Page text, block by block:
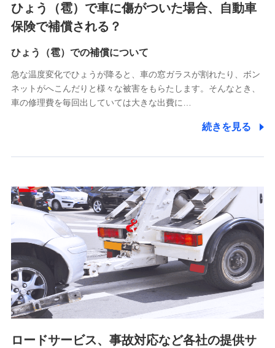
4.家族・友達紹介にて取得した個人情報
被紹介者への連絡、及び当社と取引のあるもしくは委託を受
けている保険会社・提携会社の保険その他に関する情報を提
供し、金融商品等の契約を勧奨するため
アンケートやキャンペーン等の実施のため
上記に係る連絡・手続き・管理等付帯業務を行うため
5.通話録音にて取得する情報
7.社員（従業者）の個人情報
人事･勤怠･健康・労務等の管理、給与支給、福利厚生・採用
退職関連処理等の各種手続きのため、当社と従業員または従
業員同士の連絡のため
8.取引先個人情報
取引先としての選定業務、営業情報の提供業務、契約締結手
続き業務、取引管理業務、およびこれらに準ずる業務の遂行
のため
9.お問い合わせ情報
ひょう（雹）で車に傷がついた場合、自動車
保険で補償される？
ひょう（雹）での補償について
急な温度変化でひょうが降ると、車の窓ガラスが割れたり、ボン
ネットがへこんだりと様々な被害をもらたします。そんなとき、
車の修理費を毎回出していては大きな出費に…
続きを見る
ロードサービス、事故対応など各社の提供サ